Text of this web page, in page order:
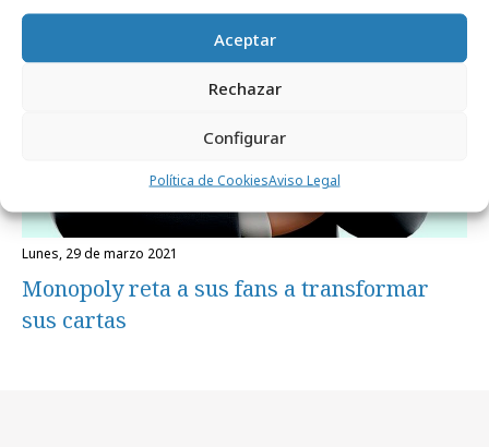
Aceptar
Rechazar
Configurar
Política de CookiesAviso Legal
lunes, 29 de marzo 2021
Monopoly reta a sus fans a transformar
sus cartas